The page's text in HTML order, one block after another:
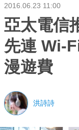
2016.06.23 11:00
亞太電信
先連 Wi-
漫遊費
洪詩詩